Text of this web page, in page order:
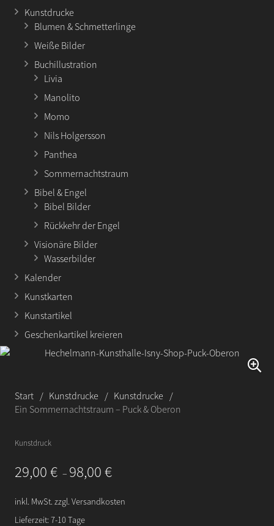
Kunstdrucke
Blumen & Schmetterlinge
Weiße Bilder
Buchillustration
Livia
Manolito
Momo
Nils Holgersson
Panthea
Sommernachtstraum
Bibel & Engel
Bibel Bilder
Rückkehr der Engel
Visionäre Bilder
Wasserbilder
Kalender
Kunstkarten
Kunstartikel
Geschenkartikel kreieren
Start / Kunstdrucke / Kunstdrucke /
Ein Sommernachtstraum – Puck & Oberon
Kunstdruck
29,00€ – 98,00€
inkl. MwSt. zzgl. Versandkosten
Lieferzeit: 7-10 Tage